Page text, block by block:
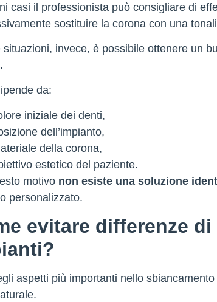
casi il professionista può consigliare di
sostituire la corona con una
situazioni, invece, è possibile ottenere un
da:
iniziale dei denti,
dell’impianto,
della corona,
estetico del paziente.
motivo non esiste una soluzione
personalizzato.
evitare differenze
aspetti più importanti nello